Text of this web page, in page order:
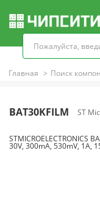
Главная Поиск
BAT30KFILM ST
STMICROELECTRONICS
30V, 300mA, 530mV, 1A,